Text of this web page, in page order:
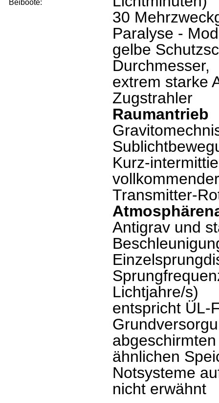
Beiboote:
30
Paralyse -
gelbe
Durchmesser,
extrem starke
Zugstrahler
Raumantrieb
Kurz-
Transmitter-
Antigrav und
Lichtjahre/s)
entspricht ÜL-
ähnlichen
Notsysteme
nicht erwähnt